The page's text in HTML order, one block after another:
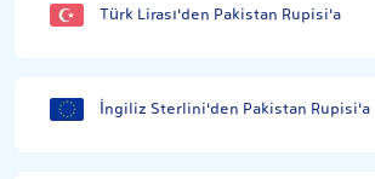
Türk Lirası'den Pakistan Rupisi'a
İngiliz Sterlini'den Pakistan Rupisi'a